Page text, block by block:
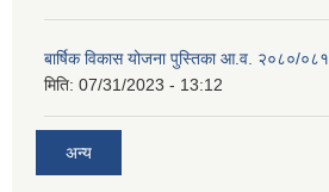
बार्षिक विकास योजना पुस्तिका आ.व. २०८०/०८१
मिति: 07/31/2023 - 13:12
अन्य